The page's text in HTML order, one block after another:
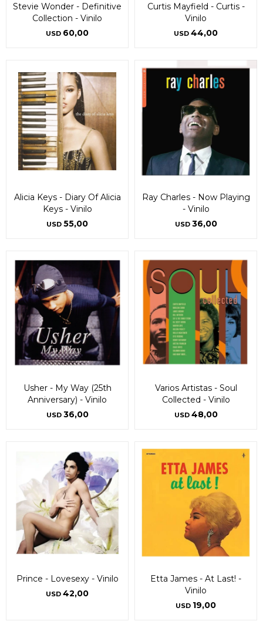
Stevie Wonder - Definitive
Collection - Vinilo
USD 60,00
Curtis Mayfield - Curtis -
Vinilo
USD 44,00
Alicia Keys - Diary Of Alicia
Keys - Vinilo
USD 55,00
Ray Charles - Now Playing
- Vinilo
USD 36,00
Usher - My Way (25th
Anniversary) - Vinilo
USD 36,00
Varios Artistas - Soul
Collected - Vinilo
USD 48,00
Prince - Lovesexy - Vinilo
USD 42,00
Etta James - At Last! -
Vinilo
USD 19,00